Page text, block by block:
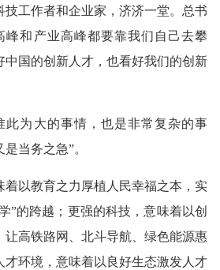
技工作者和企业家，济济一堂。总书
峰和产业高峰都要靠我们自己去攀
中国的创新人才，也看好我们的创新
为大的事情，也是非常复杂的事
当务之急”。
以教育之力厚植人民幸福之本，实
”的跨越；更强的科技，意味着以创
让高铁路网、北斗导航、绿色能源惠
才环境，意味着以良好生态激发人才